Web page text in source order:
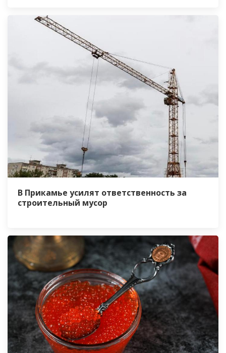
В Прикамье усилят ответственность за
строительный мусор